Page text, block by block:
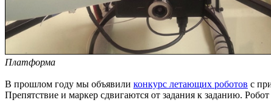
Платформа
В прошлом году мы объявили конкурс летающих роботов с
Препятствие и маркер сдвигаются от задания к заданию.